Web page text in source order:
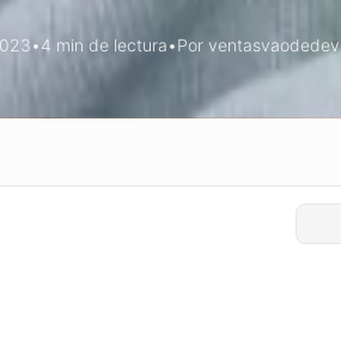
•4 min de lectura•Por ventasvaodedev